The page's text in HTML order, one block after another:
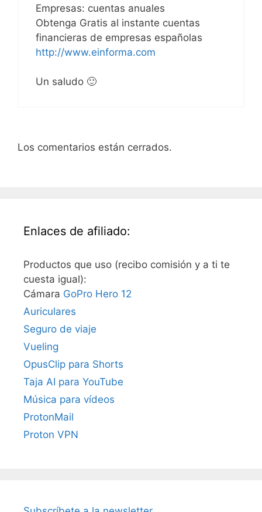
Empresas: cuentas anuales
Obtenga Gratis al instante cuentas
financieras de empresas españolas
http://www.einforma.com
Un saludo 🙂
Los comentarios están cerrados.
Enlaces de afiliado:
Productos que uso (recibo comisión y a ti te
cuesta igual):
Cámara GoPro Hero 12
Auriculares
Seguro de viaje
Vueling
OpusClip para Shorts
Taja AI para YouTube
Música para vídeos
ProtonMail
Proton VPN